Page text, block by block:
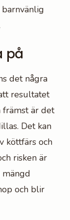
på
det några
resultatet
främst är det
Det kan
köttfärs och
risken är
och blir